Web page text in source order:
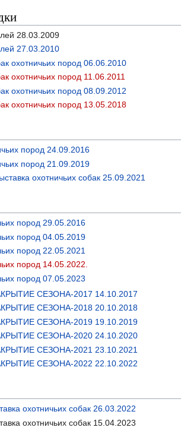
28.03.2009
27.03.2010
охотничьих пород 06.06.2010
охотничьих пород 11.06.2011
охотничьих пород 08.09.2012
охотничьих пород 13.05.2018
пород 24.09.2016
пород 21.09.2019
охотничьих собак 25.09.2021
пород 29.05.2016
пород 04.05.2019
пород 22.05.2021
пород 14.05.2022.
пород 07.05.2023
СЕЗОНА-2017 14.10.2017
СЕЗОНА-2018 20.10.2018
СЕЗОНА-2019 19.10.2019
СЕЗОНА-2020 24.10.2020
СЕЗОНА-2021 23.10.2021
СЕЗОНА-2022 22.10.2022
охотничьих собак 26.03.2022
охотничьих собак 15.04.2023